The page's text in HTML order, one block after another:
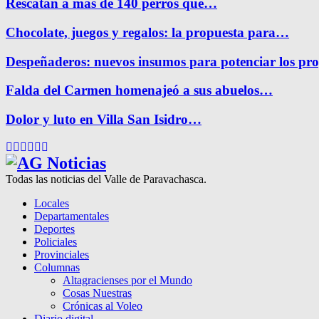
Rescatan a más de 140 perros que…
Chocolate, juegos y regalos: la propuesta para…
Despeñaderos: nuevos insumos para potenciar los
Falda del Carmen homenajeó a sus abuelos…
Dolor y luto en Villa San Isidro…
Facebook
Twitter
Instagram
Pinterest
Google
Todas las noticias del Valle de Paravachasca.
Locales
Departamentales
Deportes
Policiales
Provinciales
Columnas
Altagracienses por el Mundo
Cosas Nuestras
Crónicas al Voleo